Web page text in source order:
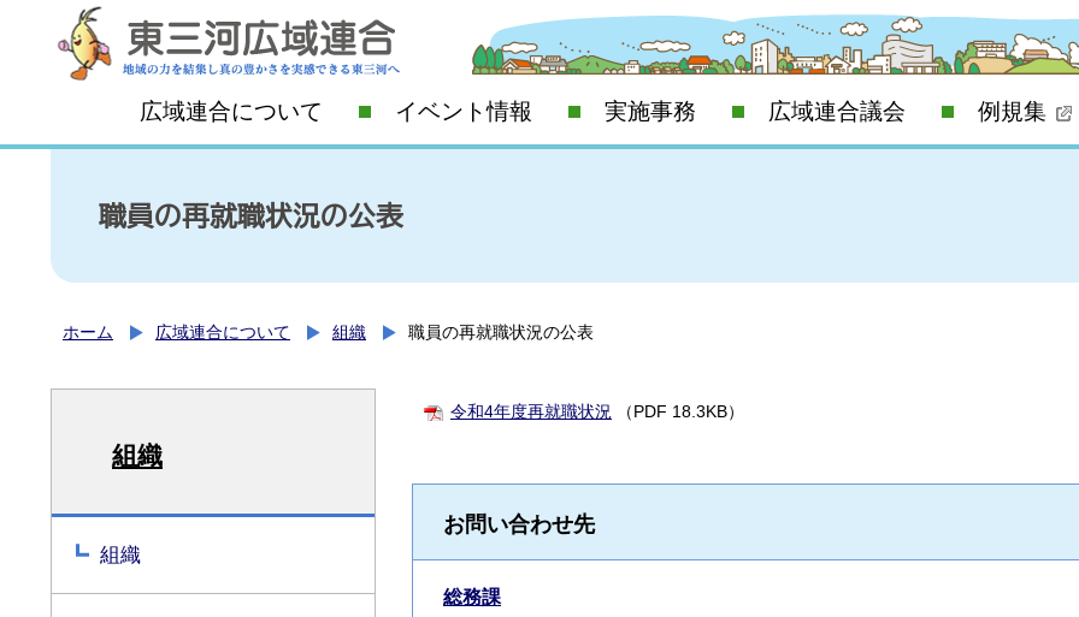
広域連合について イベント情報 実施事務 広域連合議会 例規集
職員の再就職状況の公表
ホーム 広域連合について 組織 職員の再就職状況の公表
組織
組織
令和4年度再就職状況 （PDF 18.3KB）
お問い合わせ先
総務課